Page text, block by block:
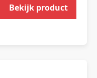
Bekijk product